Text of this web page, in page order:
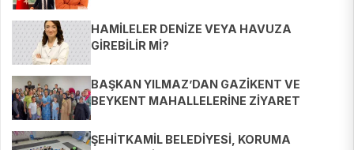
HAMİLELER DENİZE VEYA HAVUZA
GİREBİLİR Mİ?
BAŞKAN YILMAZ’DAN GAZİKENT VE
BEYKENT MAHALLELERİNE ZİYARET
ŞEHİTKAMİL BELEDİYESİ, KORUMA